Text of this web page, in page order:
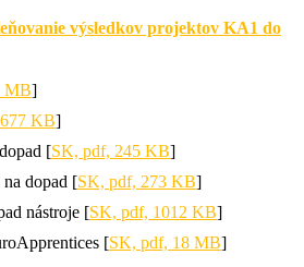
výsledkov projektov KA1 do
MB]
KB]
[SK, pdf, 245 KB]
dopad [SK, pdf, 273 KB]
nástroje [SK, pdf, 1012 KB]
[SK, pdf, 18 MB]